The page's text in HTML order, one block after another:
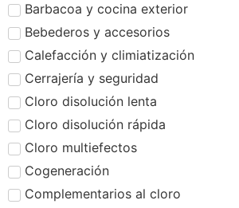
Barbacoa y cocina exterior
Bebederos y accesorios
Calefacción y climiatización
Cerrajería y seguridad
Cloro disolución lenta
Cloro disolución rápida
Cloro multiefectos
Cogeneración
Complementarios al cloro